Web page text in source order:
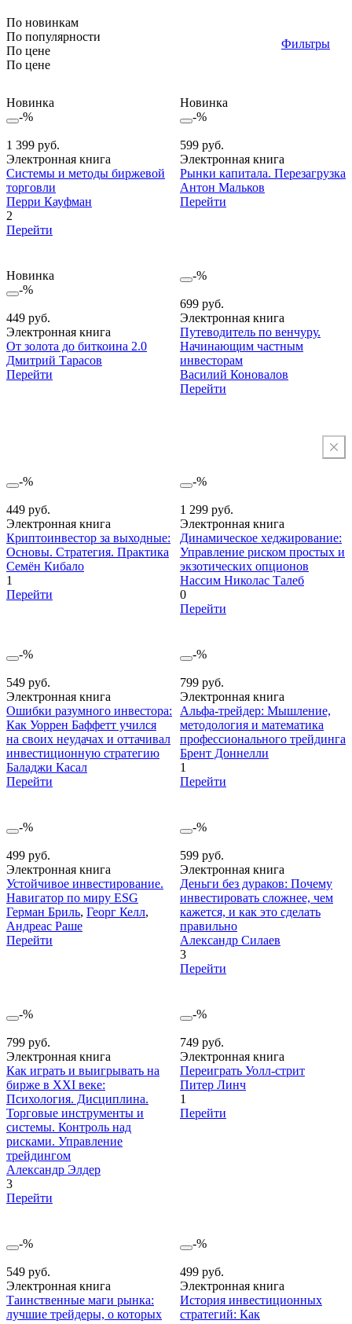
По новинкам
По популярности
По цене
По цене
Фильтры
Новинка
-%
1 399 руб.
Электронная книга
Системы и методы биржевой
торговли
Перри Кауфман
2
Перейти
Новинка
-%
599 руб.
Электронная книга
Рынки капитала. Перезагрузка
Антон Мальков
Перейти
Новинка
-%
449 руб.
Электронная книга
От золота до биткоина 2.0
Дмитрий Тарасов
Перейти
-%
699 руб.
Электронная книга
Путеводитель по венчуру.
Начинающим частным
инвесторам
Василий Коновалов
Перейти
-%
449 руб.
Электронная книга
Криптоинвестор за выходные:
Основы. Стратегия. Практика
Семён Кибало
1
Перейти
-%
1 299 руб.
Электронная книга
Динамическое хеджирование:
Управление риском простых и
экзотических опционов
Нассим Николас Талеб
0
Перейти
-%
549 руб.
Электронная книга
Ошибки разумного инвестора:
Как Уоррен Баффетт учился
на своих неудачах и оттачивал
инвестиционную стратегию
Баладжи Касал
Перейти
-%
799 руб.
Электронная книга
Альфа-трейдер: Мышление,
методология и математика
профессионального трейдинга
Брент Доннелли
1
Перейти
-%
499 руб.
Электронная книга
Устойчивое инвестирование.
Навигатор по миру ESG
Герман Бриль, Георг Келл,
Андреас Раше
Перейти
-%
599 руб.
Электронная книга
Деньги без дураков: Почему
инвестировать сложнее, чем
кажется, и как это сделать
правильно
Александр Силаев
3
Перейти
-%
799 руб.
Электронная книга
Как играть и выигрывать на
бирже в XXI веке:
Психология. Дисциплина.
Торговые инструменты и
системы. Контроль над
рисками. Управление
трейдингом
Александр Элдер
3
Перейти
-%
749 руб.
Электронная книга
Переиграть Уолл-стрит
Питер Линч
1
Перейти
-%
549 руб.
Электронная книга
Таинственные маги рынка:
лучшие трейдеры, о которых
-%
499 руб.
Электронная книга
История инвестиционных
стратегий: Как